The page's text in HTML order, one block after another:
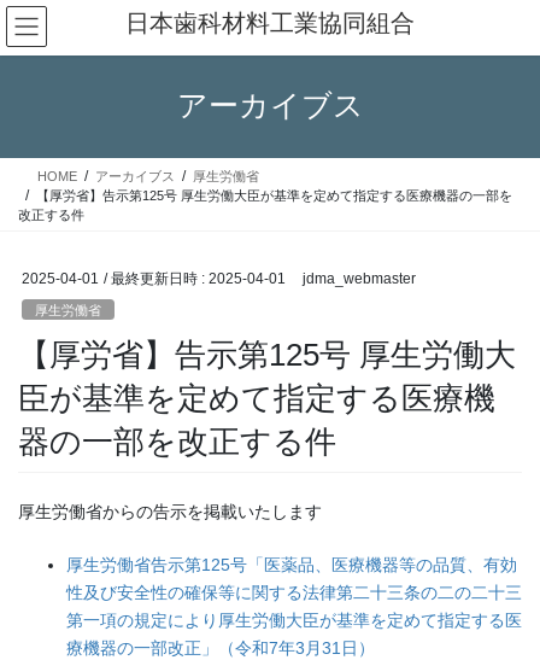
コ
ン
テ
ス
ナ
ビ
ゲ
ン
日本歯科材料工業協同組合
アーカイブス
HOME アーカイブス
厚生労働省
【厚労省】告示第125号 厚生労働大臣が基準を定めて指定する医療機器の一部を
改正する件
2025-04-01 / 最終更新日時 : 2025-04-01 jdma_webmaster
厚生労働省
【厚労省】告示第125号 厚生労働大
臣が基準を定めて指定する医療機
器の一部を改正する件
厚生労働省からの告示を掲載いたします
厚生労働省告示第125号「医薬品、医療機器等の品質、有効
性及び安全性の確保等に関する法律第二十三条の二の二十三
第一項の規定により厚生労働大臣が基準を定めて指定する医
療機器の一部改正」（令和7年3月31日）